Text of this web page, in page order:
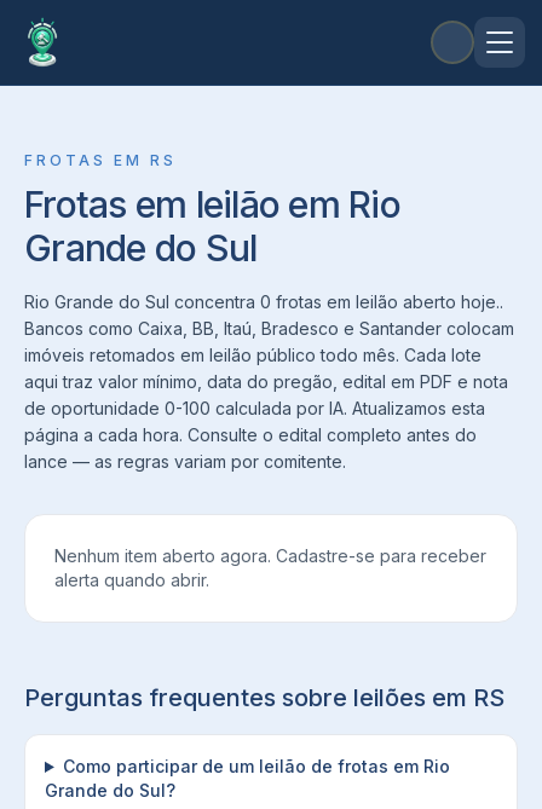
FROTAS EM RS
Frotas em leilão em Rio
Grande do Sul
Rio Grande do Sul concentra 0 frotas em leilão aberto hoje..
Bancos como Caixa, BB, Itaú, Bradesco e Santander colocam
imóveis retomados em leilão público todo mês. Cada lote
aqui traz valor mínimo, data do pregão, edital em PDF e nota
de oportunidade 0-100 calculada por IA. Atualizamos esta
página a cada hora. Consulte o edital completo antes do
lance — as regras variam por comitente.
Nenhum item aberto agora. Cadastre-se para receber
alerta quando abrir.
Perguntas frequentes sobre leilões em RS
Como participar de um leilão de frotas em Rio
Grande do Sul?